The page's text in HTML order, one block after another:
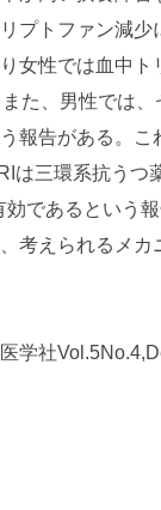
プトファン減
女性では血中
た、男性では
報告がある。こ
は三環系抗うつ
であるという報
考えられるメ
学社